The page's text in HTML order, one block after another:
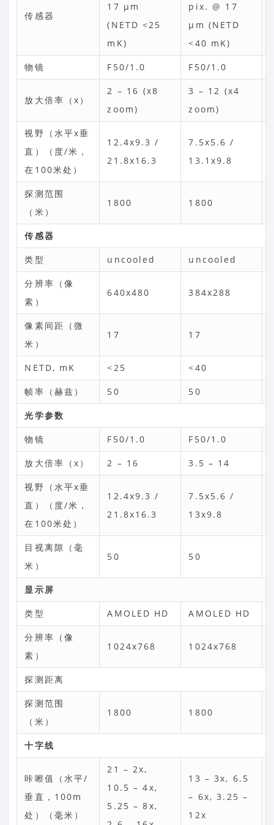
传感器
17 µm
(NETD <25
mK)
pix. @ 17
µm (NETD
<40 mK)
物镜 F50/1.0 F50/1.0
放大倍率（x）
2 – 16 (x8
zoom)
3 – 12 (x4
zoom)
视野（水平x垂
直）（度/米，
在100米处）
12.4x9.3 /
21.8x16.3
7.5x5.6 /
13.1x9.8
探测范围
（米）
1800 1800
传感器
类型 uncooled uncooled
分辨率（像
素）
640x480 384x288
像素间距（微
米）
17 17
NETD, mK <25 <40
帧率（赫兹） 50 50
光学参数
物镜 F50/1.0 F50/1.0
放大倍率（x） 2 – 16 3.5 – 14
视野（水平x垂
直）（度/米，
在100米处）
12.4x9.3 /
21.8x16.3
7.5x5.6 /
13x9.8
目视离隙（毫
米）
50 50
显示屏
类型 AMOLED HD AMOLED HD
分辨率（像
素）
1024x768 1024x768
探测距离
探测范围
（米）
1800 1800
十字线
咔嚓值（水平/
垂直，100m
处）（毫米）
21 – 2х,
10.5 – 4х,
5.25 – 8х,
13 – 3x, 6.5
– 6x, 3.25 –
12x